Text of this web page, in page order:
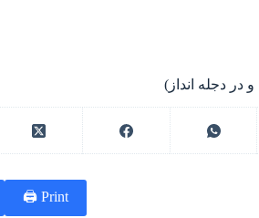
در دجله انداز)
Print 🖨